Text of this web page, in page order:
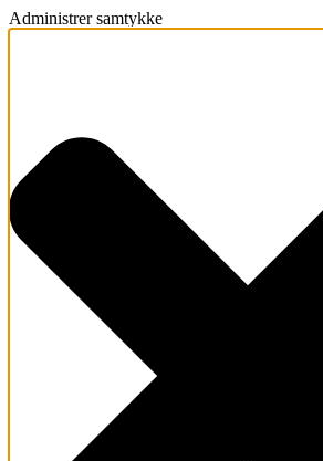
Administrer samtykke